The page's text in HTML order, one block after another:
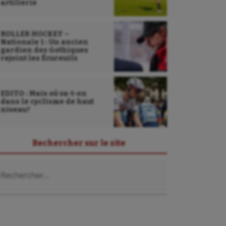
artillerie
ROLLER HOCKEY –
Nationale 1 : Un ancien
gardien des Gothiques
rejoint les Écureuils
EDITO : Mais où va-t-on
dans le cyclisme de haut
niveau?
Rechercher sur le site